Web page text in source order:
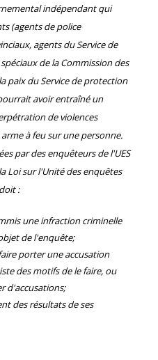
indépendant qui
(agents de police
agents du Service de
de la Commission des
paix du Service de protection
avoir entraîné un
de violences
à feu sur une personne.
par des enquêteurs de l'UES
Loi sur l'Unité des enquêtes
:
une infraction criminelle
de l'enquête;
porter une accusation
des motifs de le faire, ou
d'accusations;
des résultats de ses